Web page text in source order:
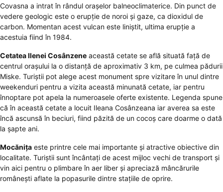
Covasna a intrat în rândul orașelor balneoclimaterice. Din punct de
vedere geologic este o erupție de noroi și gaze, ca dioxidul de
carbon. Momentan acest vulcan este liniștit, ultima erupție a
acestuia fiind în 1984.
Cetatea Ilenei Cosânzene această cetate se află situată față de
centrul orașului la o distanță de aproximativ 3 km, pe culmea pădurii
Miske. Turiștii pot alege acest monument spre vizitare în unul dintre
weekenduri pentru a vizita această minunată cetate, iar pentru
înnoptare pot apela la numeroasele oferte existente. Legenda spune
că în această cetate a locuit Ileana Cosânzeana iar averea sa este
încă ascunsă în beciuri, fiind păzită de un cocoș care doarme o dată
la șapte ani.
Mocănița este printre cele mai importante și atractive obiective din
localitate. Turiștii sunt încântați de acest mijloc vechi de transport și
vin aici pentru o plimbare în aer liber și apreciază mâncărurile
românești aflate la popasurile dintre stațiile de oprire.